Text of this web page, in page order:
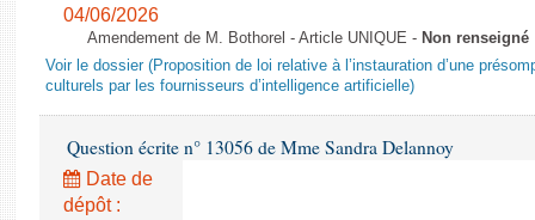
04/06/2026
Amendement de M. Bothorel - Article UNIQUE - Non renseigné
Voir le dossier (Proposition de loi relative à l’instauration d’une
culturels par les fournisseurs d’intelligence artificielle)
Question écrite n° 13056 de Mme Sandra Delannoy
Date de
dépôt :